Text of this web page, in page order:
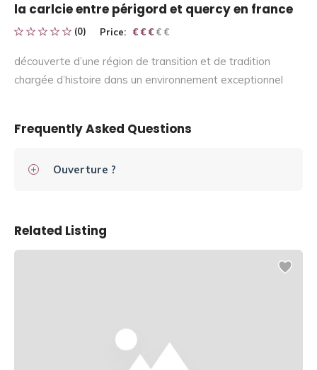
la carlcie entre périgord et quercy en france
(0) Price: € € € € €
€ € €
découverte d’une région de transition et de tradition
chargée d’histoire dans un environnement exceptionnel
Frequently Asked Questions
Ouverture ?
Related Listing